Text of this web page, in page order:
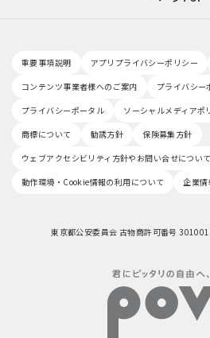
重要事項説明 アプリプライバシーポリシー
コンテンツ事業者様へのご案内
プライバシー
プライバシーポータル
ソーシャルメディアポ
商標について
勧誘方針
保険募集方針
ウェブアクセシビリティ方針やお問い合せについて
動作環境・Cookie情報の利用について
企業情
東京都公安委員会 古物商許可番号